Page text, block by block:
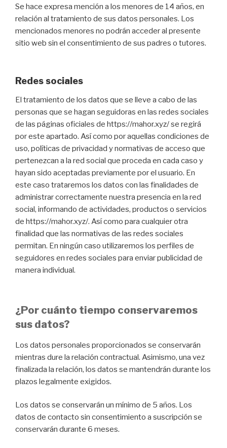
Se hace expresa mención a los menores de 14 años, en
relación al tratamiento de sus datos personales. Los
mencionados menores no podrán acceder al presente
sitio web sin el consentimiento de sus padres o tutores.
Redes sociales
El tratamiento de los datos que se lleve a cabo de las
personas que se hagan seguidoras en las redes sociales
de las páginas oficiales de https://mahor.xyz/ se regirá
por este apartado. Así como por aquellas condiciones de
uso, políticas de privacidad y normativas de acceso que
pertenezcan a la red social que proceda en cada caso y
hayan sido aceptadas previamente por el usuario. En
este caso trataremos los datos con las finalidades de
administrar correctamente nuestra presencia en la red
social, informando de actividades, productos o servicios
de https://mahor.xyz/. Así como para cualquier otra
finalidad que las normativas de las redes sociales
permitan. En ningún caso utilizaremos los perfiles de
seguidores en redes sociales para enviar publicidad de
manera individual.
¿Por cuánto tiempo conservaremos
sus datos?
Los datos personales proporcionados se conservarán
mientras dure la relación contractual. Asimismo, una vez
finalizada la relación, los datos se mantendrán durante los
plazos legalmente exigidos.
Los datos se conservarán un mínimo de 5 años. Los
datos de contacto sin consentimiento a suscripción se
conservarán durante 6 meses.